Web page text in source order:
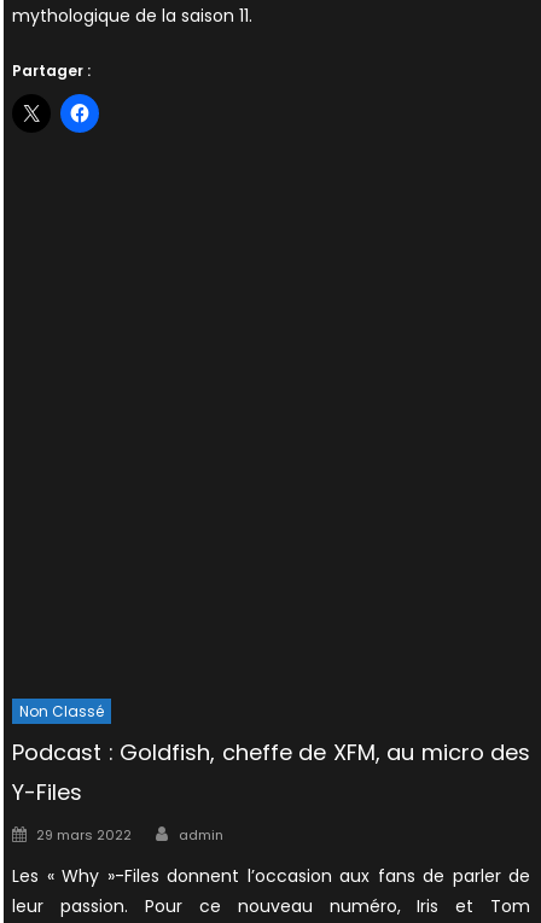
mythologique de la saison 11.
Partager :
Non Classé
Podcast : Goldfish, cheffe de XFM, au micro des
Y-Files
Posted
29 mars 2022 Author
admin
Les « Why »-Files donnent l’occasion aux fans de parler de
leur passion. Pour ce nouveau numéro, Iris et Tom